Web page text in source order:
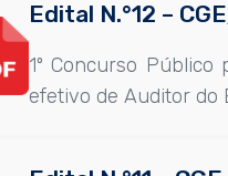
Edital N.°12 –
1º Concurso
efetivo de Auditor do